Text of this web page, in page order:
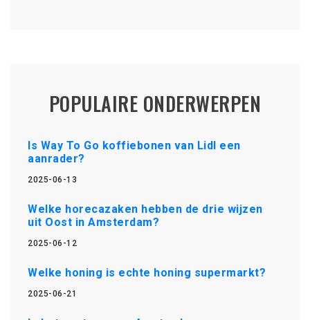
POPULAIRE ONDERWERPEN
Is Way To Go koffiebonen van Lidl een
aanrader?
2025-06-13
Welke horecazaken hebben de drie wijzen
uit Oost in Amsterdam?
2025-06-12
Welke honing is echte honing supermarkt?
2025-06-21